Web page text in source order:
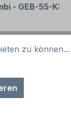
- GEB-55-K:
zu können...